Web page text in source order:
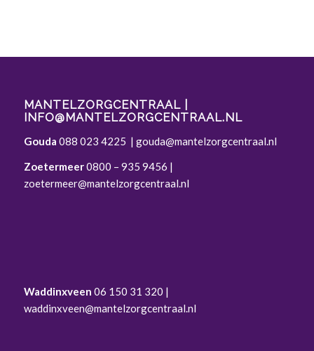
MANTELZORGCENTRAAL |
INFO@MANTELZORGCENTRAAL.NL
Gouda 088 023 4225 | gouda@mantelzorgcentraal.nl
Zoetermeer0800 – 935 9456 |
zoetermeer@mantelzorgcentraal.nl
Waddinxveen 06 150 31 320 |
waddinxveen@mantelzorgcentraal.nl